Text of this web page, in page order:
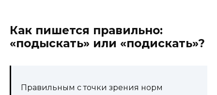
Как пишется правильно:
«подыскать» или «подискать»?
Правильным с точки зрения норм